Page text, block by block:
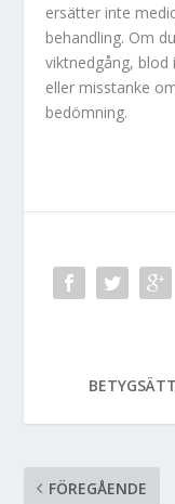
ersätter inte
behandling. Om
viktnedgång,
eller misstanke
bedömning.
FÖREGÅENDE